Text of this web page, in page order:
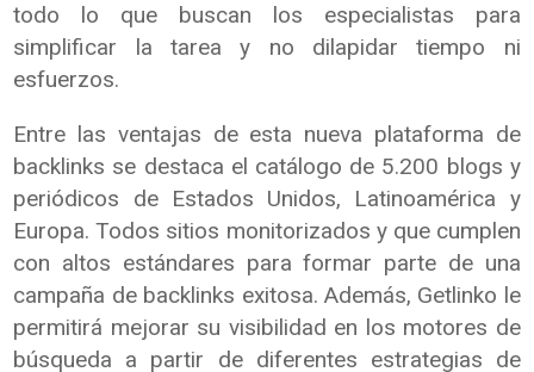
todo lo que buscan los especialistas para
simplificar la tarea y no dilapidar tiempo ni
esfuerzos.
Entre las ventajas de esta nueva plataforma de
backlinks se destaca el catálogo de 5.200 blogs y
periódicos de Estados Unidos, Latinoamérica y
Europa. Todos sitios monitorizados y que cumplen
con altos estándares para formar parte de una
campaña de backlinks exitosa. Además, Getlinko le
permitirá mejorar su visibilidad en los motores de
búsqueda a partir de diferentes estrategias de